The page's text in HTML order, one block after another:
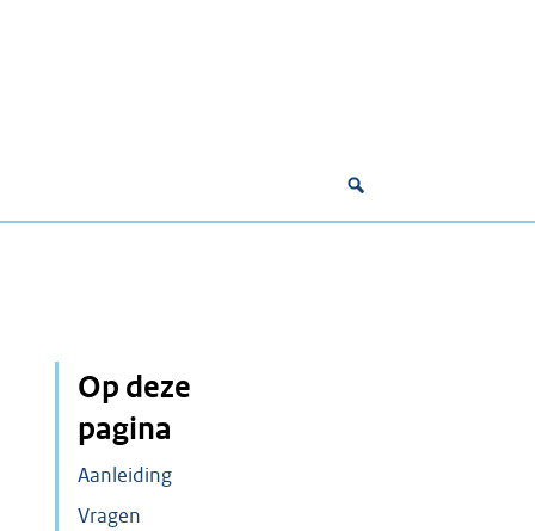
Op deze
pagina
Aanleiding
Vragen